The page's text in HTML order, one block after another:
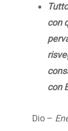
con
con
Dio –